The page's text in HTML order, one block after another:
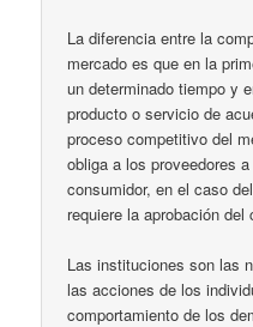
La diferencia entre la
mercado es que en la
un determinado tiempo y
producto o servicio de
proceso competitivo del
obliga a los proveedores
consumidor, en el caso
requiere la aprobación del
Las instituciones son las
las acciones de los
comportamiento de los